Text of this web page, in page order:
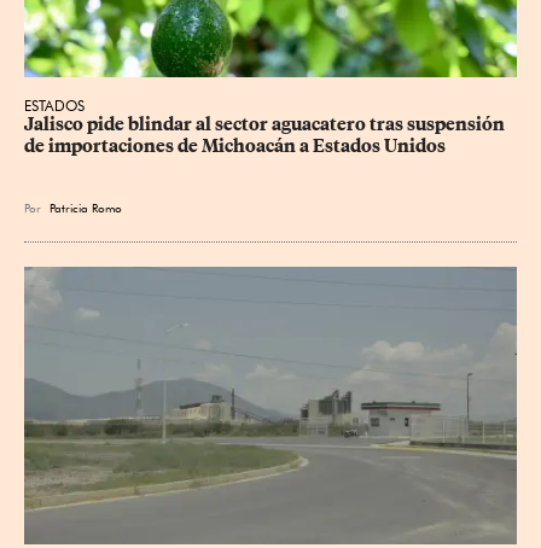
ESTADOS
Jalisco pide blindar al sector aguacatero tras suspensión
de importaciones de Michoacán a Estados Unidos
Por Patricia Romo